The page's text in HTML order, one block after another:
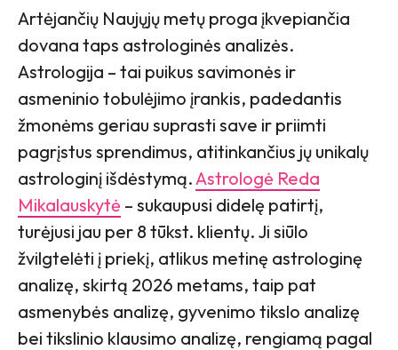
Artėjančių Naujųjų metų proga įkvepiančia
dovana taps astrologinės analizės.
Astrologija – tai puikus savimonės ir
asmeninio tobulėjimo įrankis, padedantis
žmonėms geriau suprasti save ir priimti
pagrįstus sprendimus, atitinkančius jų unikalų
astrologinį išdėstymą. Astrologė Reda
Mikalauskytė – sukaupusi didelę patirtį,
turėjusi jau per 8 tūkst. klientų. Ji siūlo
žvilgtelėti į priekį, atlikus metinę astrologinę
analizę, skirtą 2026 metams, taip pat
asmenybės analizę, gyvenimo tikslo analizę
bei tikslinio klausimo analizę, rengiamą pagal